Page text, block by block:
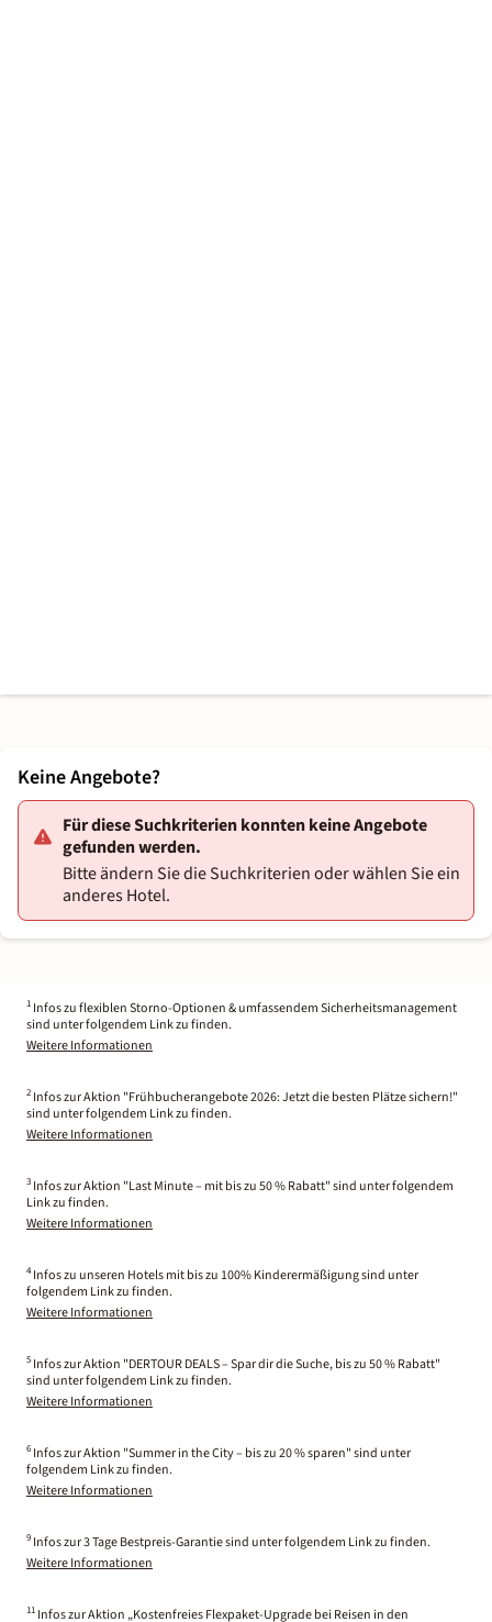
Keine Angebote?
Für diese Suchkriterien konnten keine Angebote
gefunden werden.
Bitte ändern Sie die Suchkriterien oder wählen Sie ein
anderes Hotel.
1 Infos zu flexiblen Storno-Optionen & umfassendem Sicherheitsmanagement
sind unter folgendem Link zu finden.
Weitere Informationen
2 Infos zur Aktion "Frühbucherangebote 2026: Jetzt die besten Plätze sichern!"
sind unter folgendem Link zu finden.
Weitere Informationen
3 Infos zur Aktion "Last Minute – mit bis zu 50 % Rabatt" sind unter folgendem
Link zu finden.
Weitere Informationen
4 Infos zu unseren Hotels mit bis zu 100% Kinderermäßigung sind unter
folgendem Link zu finden.
Weitere Informationen
5 Infos zur Aktion "DERTOUR DEALS – Spar dir die Suche, bis zu 50 % Rabatt"
sind unter folgendem Link zu finden.
Weitere Informationen
6 Infos zur Aktion "Summer in the City – bis zu 20 % sparen" sind unter
folgendem Link zu finden.
Weitere Informationen
9 Infos zur 3 Tage Bestpreis-Garantie sind unter folgendem Link zu finden.
Weitere Informationen
11 Infos zur Aktion „Kostenfreies Flexpaket-Upgrade bei Reisen in den